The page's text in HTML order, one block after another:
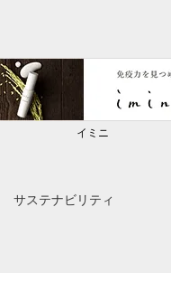
イミニ
サステナビリティ